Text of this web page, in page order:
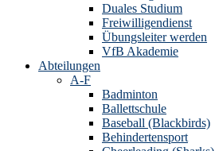
Duales Studium
Freiwilligendienst
Übungsleiter werden
VfB Akademie
Abteilungen
A-F
Badminton
Ballettschule
Baseball (Blackbirds)
Behindertensport